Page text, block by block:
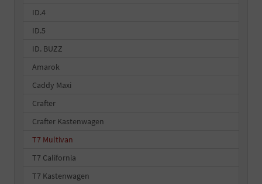
ID.4
ID.5
ID. BUZZ
Amarok
Caddy Maxi
Crafter
Crafter Kastenwagen
T7 Multivan
T7 California
T7 Kastenwagen